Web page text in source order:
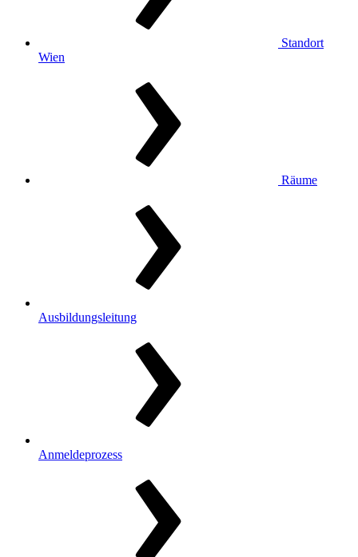
Standort
Wien
Räume
Ausbildungsleitung
Anmeldeprozess